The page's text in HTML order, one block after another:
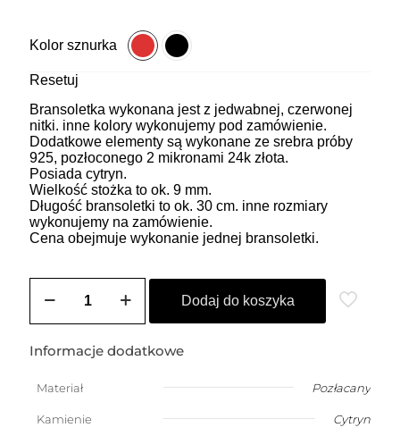
Kolor sznurka
Resetuj
Bransoletka wykonana jest z jedwabnej, czerwonej
nitki. inne kolory wykonujemy pod zamówienie.
Dodatkowe elementy są wykonane ze srebra próby
925, pozłoconego 2 mikronami 24k złota.
Posiada cytryn.
Wielkość stożka to ok. 9 mm.
Długość bransoletki to ok. 30 cm. inne rozmiary
wykonujemy na zamówienie.
Cena obejmuje wykonanie jednej bransoletki.
Męska
szczęście
cytrynem
w
kształcie
Dodaj do koszyka
Informacje dodatkowe
Materiał Pozłacany
Kamienie Cytryn